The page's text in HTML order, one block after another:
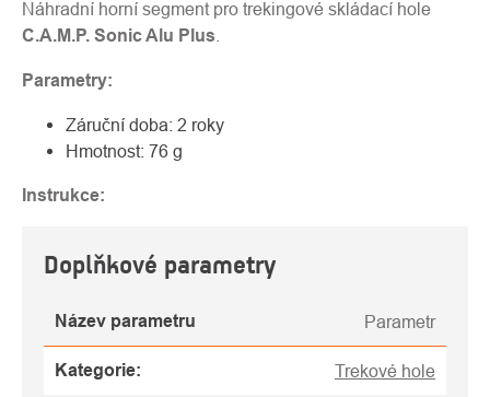
Náhradní horní segment pro trekingové skládací hole
C.A.M.P. Sonic Alu Plus
Parametry:
Záruční doba: 2 roky
Hmotnost: 76 g
Instrukce:
Doplňkové parametry
Název parametru Parametr
Kategorie: Trekové hole